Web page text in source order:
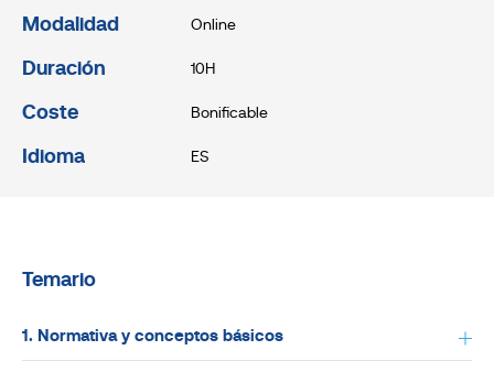
Modalidad Online
Duración 10H
Coste Bonificable
Idioma ES
Temario
1. Normativa y conceptos básicos